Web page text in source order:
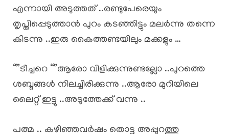
എന്നായി അടുത്തത് ..രണ്ടുപേരെയും
തൃപ്തിപ്പെടുത്താൻ പുറം കടഞ്ഞിട്ടും മലർന്നു തന്നെ
കിടന്നു ..ഇരു കൈത്തണ്ടയിലും മക്കളും …
“”ടീച്ചറെ “”ആരോ വിളിക്കുന്നുണ്ടല്ലോ ..പുറത്തെ
ശബ്ദങ്ങൾ നിലച്ചിരിക്കുന്നു ..ആരോ മുറിയിലെ
ലൈറ്റ് ഇട്ടു ..അടുത്തേക്ക് വന്നു ..
പത്മ .. കഴിഞ്ഞവർഷം തൊട്ടു അപ്പുറത്തു